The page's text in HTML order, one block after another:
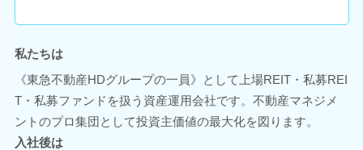
私たちは
《東急不動産HDグループの一員》として上場REIT・私募REI
T・私募ファンドを扱う資産運用会社です。不動産マネジメ
ントのプロ集団として投資主価値の最大化を図ります。
入社後は